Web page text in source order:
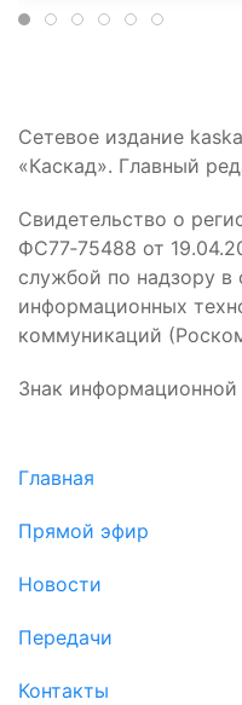
Сетевое издание
«Каскад». Главный
Свидетельство о
ФС77‑75488 от
службой по надзору в
информационных
коммуникаций
Знак информационной
Главная
Прямой эфир
Новости
Передачи
Контакты